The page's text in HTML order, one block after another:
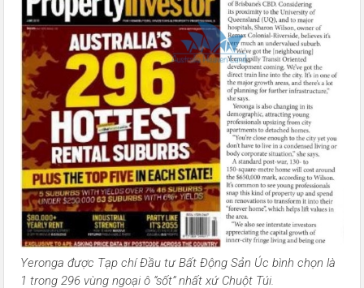
Yeronga được Tạp chí Đầu tư Bất Động Sản Úc bình chọn là
1 trong 296 vùng ngoại ô “sốt” nhất xứ Chuột Túi.